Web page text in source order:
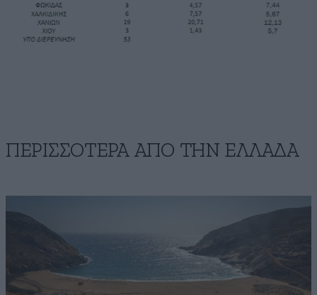
ΠΕΡΙΣΣΟΤΕΡΑ ΑΠΟ ΤΗΝ ΕΛΛΑΔΑ